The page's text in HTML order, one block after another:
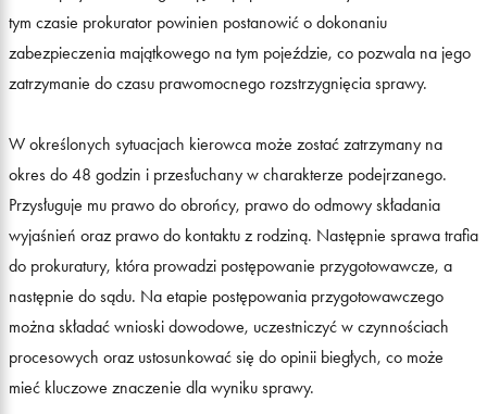
tym czasie prokurator powinien postanowić o dokonaniu
zabezpieczenia majątkowego na tym pojeździe, co pozwala na jego
zatrzymanie do czasu prawomocnego rozstrzygnięcia sprawy.
W określonych sytuacjach kierowca może zostać zatrzymany na
okres do 48 godzin i przesłuchany w charakterze podejrzanego.
Przysługuje mu prawo do obrońcy, prawo do odmowy składania
wyjaśnień oraz prawo do kontaktu z rodziną. Następnie sprawa trafia
do prokuratury, która prowadzi postępowanie przygotowawcze, a
następnie do sądu. Na etapie postępowania przygotowawczego
można składać wnioski dowodowe, uczestniczyć w czynnościach
procesowych oraz ustosunkować się do opinii biegłych, co może
mieć kluczowe znaczenie dla wyniku sprawy.